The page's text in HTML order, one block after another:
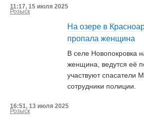
11:17, 15 июля 2025
Розыск
На озере в
пропала женщина
В селе Новопокровка
женщина, ведутся её
участвуют спасатели
сотрудники полиции.
16:51, 13 июля 2025
Розыск